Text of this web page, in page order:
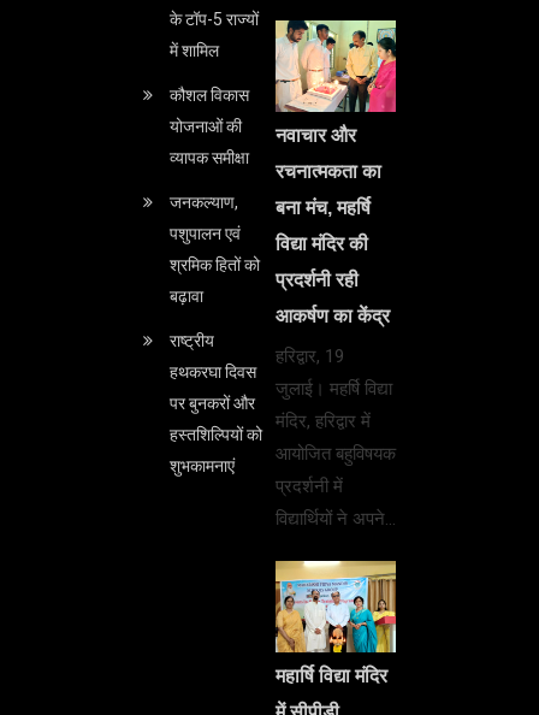
के टॉप-5 राज्यों
में शामिल
कौशल विकास
योजनाओं की
व्यापक समीक्षा
जनकल्याण,
पशुपालन एवं
श्रमिक हितों को
बढ़ावा
राष्ट्रीय
हथकरघा दिवस
पर बुनकरों और
हस्तशिल्पियों को
शुभकामनाएं
नवाचार और
रचनात्मकता का
बना मंच, महर्षि
विद्या मंदिर की
प्रदर्शनी रही
आकर्षण का केंद्र
हरिद्वार, 19
जुलाई। महर्षि विद्या
मंदिर, हरिद्वार में
आयोजित बहुविषयक
प्रदर्शनी में
विद्यार्थियों ने अपने…
महार्षि विद्या मंदिर